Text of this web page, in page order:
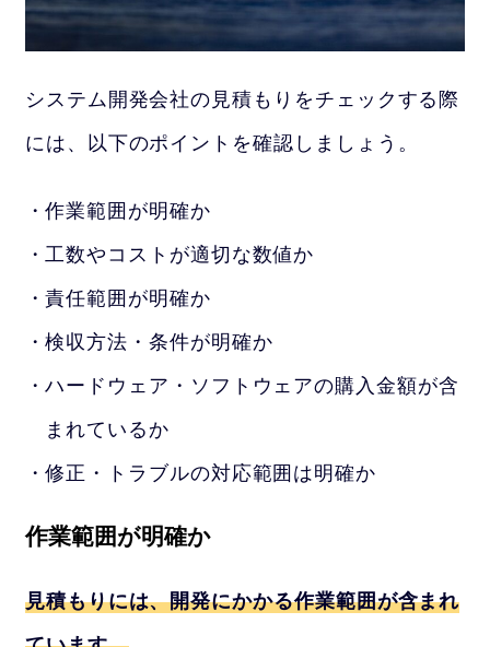
システム開発会社の見積もりをチェックする際
には、以下のポイントを確認しましょう。
作業範囲が明確か
工数やコストが適切な数値か
責任範囲が明確か
検収方法・条件が明確か
ハードウェア・ソフトウェアの購入金額が含
まれているか
修正・トラブルの対応範囲は明確か
作業範囲が明確か
見積もりには、開発にかかる作業範囲が含まれ